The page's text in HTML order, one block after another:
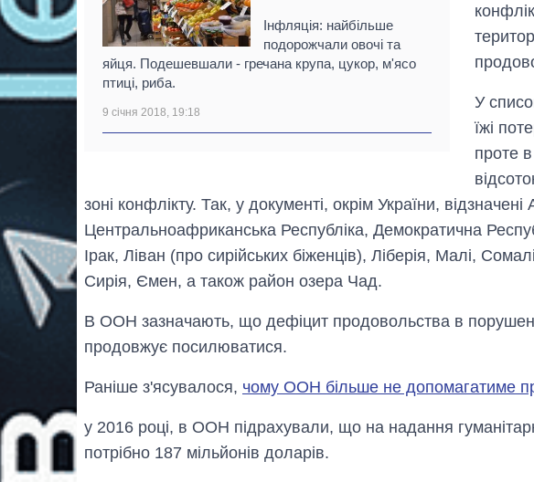
Інфляція: найбільше
подорожчали овочі та
яйця. Подешевшали - гречана крупа, цукор, м'ясо
птиці, риба.
9 січня 2018, 19:18
У
їжі
проте в
зоні конфлікту. Так, у документі, окрім України,
Центральноафриканська Республіка, Демократична
Ірак, Ліван (про сирійських біженців), Ліберія, Малі,
Сирія, Ємен, а також район озера Чад.
В ООН зазначають, що дефіцит продовольства в
продовжує посилюватися.
Раніше з'ясувалося, чому ООН більше не допомагатиме
у 2016 році, в ООН підрахували, що на надання
потрібно 187 мільйонів доларів.